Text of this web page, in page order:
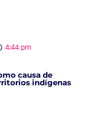
4:44 pm
causa de
indígenas